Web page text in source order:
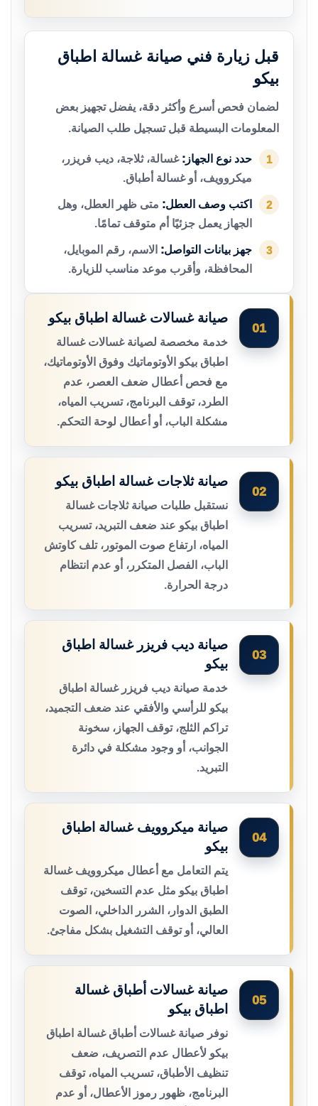
قبل زيارة فني صيانة غسالة اطباق
بيكو
لضمان فحص أسرع وأكثر دقة، يفضل تجهيز بعض
المعلومات البسيطة قبل تسجيل طلب الصيانة.
1 حدد نوع الجهاز: غسالة، ثلاجة، ديب فريزر،
ميكروويف، أو غسالة أطباق.
2 اكتب وصف العطل: متى ظهر العطل، وهل
الجهاز يعمل جزئيًا أم متوقف تمامًا.
3 جهز بيانات التواصل: الاسم، رقم الموبايل،
المحافظة، وأقرب موعد مناسب للزيارة.
01
صيانة غسالات غسالة اطباق بيكو
خدمة مخصصة لصيانة غسالات غسالة
اطباق بيكو الأوتوماتيك وفوق الأوتوماتيك،
مع فحص أعطال ضعف العصر، عدم
الطرد، توقف البرنامج، تسريب المياه،
مشكلة الباب، أو أعطال لوحة التحكم.
02
صيانة ثلاجات غسالة اطباق بيكو
نستقبل طلبات صيانة ثلاجات غسالة
اطباق بيكو عند ضعف التبريد، تسريب
المياه، ارتفاع صوت الموتور، تلف كاوتش
الباب، الفصل المتكرر، أو عدم انتظام
درجة الحرارة.
03
صيانة ديب فريزر غسالة اطباق
بيكو
خدمة صيانة ديب فريزر غسالة اطباق
بيكو للرأسي والأفقي عند ضعف التجميد،
تراكم الثلج، توقف الجهاز، سخونة
الجوانب، أو وجود مشكلة في دائرة
التبريد.
04
صيانة ميكروويف غسالة اطباق
بيكو
يتم التعامل مع أعطال ميكروويف غسالة
اطباق بيكو مثل عدم التسخين، توقف
الطبق الدوار، الشرر الداخلي، الصوت
العالي، أو توقف التشغيل بشكل مفاجئ.
05
صيانة غسالات أطباق غسالة
اطباق بيكو
نوفر صيانة غسالات أطباق غسالة اطباق
بيكو لأعطال عدم التصريف، ضعف
تنظيف الأطباق، تسريب المياه، توقف
البرنامج، ظهور رموز الأعطال، أو عدم